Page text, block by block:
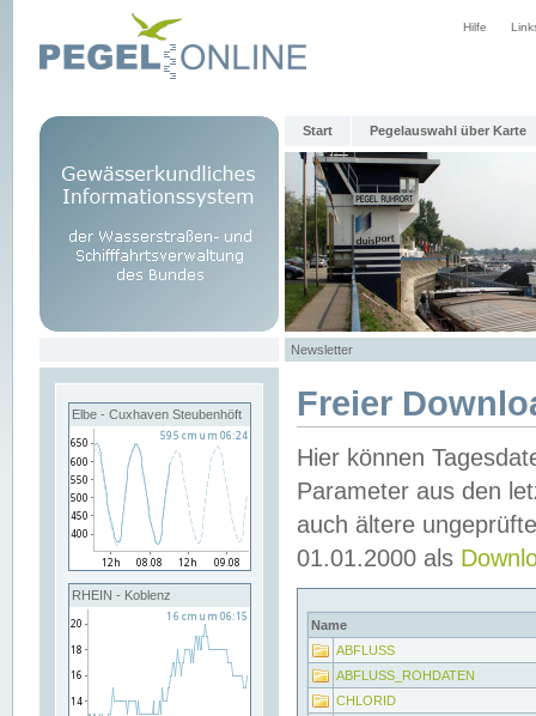
Hilfe
Start Pegelauswahl über Karte
Newsletter
Elbe - Cuxhaven Steubenhöft
RHEIN - Koblenz
Freier
Hier können
Parameter aus den
auch ältere
01.01.2000 als
Name
ABFLUSS
ABFLUSS_ROHDATEN
CHLORID